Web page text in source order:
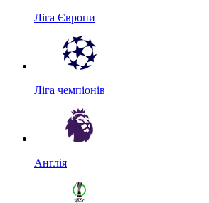
Ліга Європи
Ліга чемпіонів
Англія